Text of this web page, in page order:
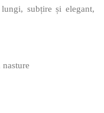
subțire și elegant,